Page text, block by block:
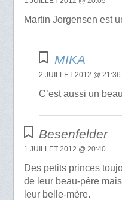
Martin Jorgensen est
MIKA
2 JUILLET 2012 @ 21:36
C’est aussi un
Besenfelder
1 JUILLET 2012 @ 20:40
Des petits princes
de leur beau-père
leur belle-mère.